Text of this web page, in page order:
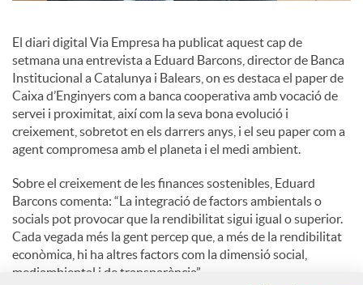
El diari digital Via Empresa ha publicat aquest cap de
setmana una entrevista a Eduard Barcons, director de Banca
Institucional a Catalunya i Balears, on es destaca el paper de
Caixa d’Enginyers com a banca cooperativa amb vocació de
servei i proximitat, així com la seva bona evolució i
creixement, sobretot en els darrers anys, i el seu paper com a
agent compromesa amb el planeta i el medi ambient.
Sobre el creixement de les finances sostenibles, Eduard
Barcons comenta: “La integració de factors ambientals o
socials pot provocar que la rendibilitat sigui igual o superior.
Cada vegada més la gent percep que, a més de la rendibilitat
econòmica, hi ha altres factors com la dimensió social,
mediambiental i de transparència”.